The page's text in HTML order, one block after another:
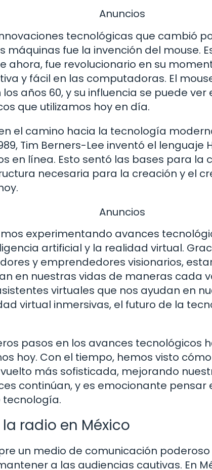
Anuncios
tecnológicas que cambió
máquinas fue la invención del mouse.
ahora, fue revolucionario en su
y fácil en las computadoras. El
años 60, y su influencia se puede ver
que utilizamos hoy en día.
el camino hacia la tecnología
Tim Berners-Lee inventó el lenguaje
en línea. Esto sentó las bases para la
necesaria para la creación y el
Anuncios
experimentando avances
artificial y la realidad virtual.
y emprendedores visionarios,
en nuestras vidas de maneras cada
virtuales que nos ayudan en
virtual inmersivas, el futuro de la
pasos en los avances tecnológicos
hoy. Con el tiempo, hemos visto
más sofisticada, mejorando
continúan, y es emocionante
tecnología.
radio en México
un medio de comunicación
a las audiencias cautivas. En